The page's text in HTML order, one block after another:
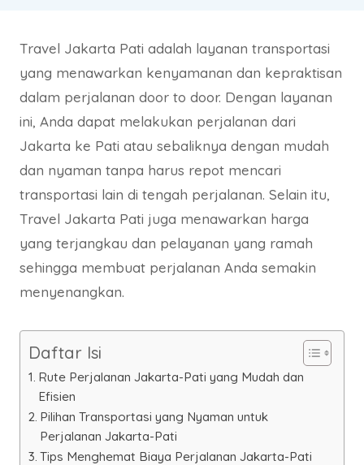
Travel Jakarta Pati adalah layanan transportasi
yang menawarkan kenyamanan dan kepraktisan
dalam perjalanan door to door. Dengan layanan
ini, Anda dapat melakukan perjalanan dari
Jakarta ke Pati atau sebaliknya dengan mudah
dan nyaman tanpa harus repot mencari
transportasi lain di tengah perjalanan. Selain itu,
Travel Jakarta Pati juga menawarkan harga
yang terjangkau dan pelayanan yang ramah
sehingga membuat perjalanan Anda semakin
menyenangkan.
Daftar Isi
Rute Perjalanan Jakarta-Pati yang Mudah dan
Efisien
Pilihan Transportasi yang Nyaman untuk
Perjalanan Jakarta-Pati
Tips Menghemat Biaya Perjalanan Jakarta-Pati